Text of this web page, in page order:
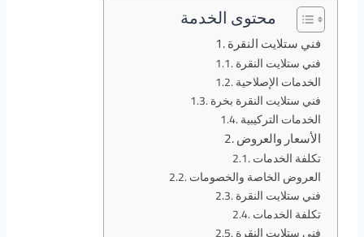
محتوى الخدمة
فني ستلايت النقرة
فني ستلايت النقرة
الخدمات الإصلاحية
فني ستلايت النقرة بخرة
الخدمات التركيبية
الأسعار والعروض
تكلفة الخدمات
العروض الخاصة والخصومات
فني ستلايت النقرة
تكلفة الخدمات
فني ستلايت النقرة